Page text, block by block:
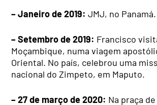
– Janeiro de 2019:JMJ, no Panamá.
– Setembro de 2019: Francisco
Moçambique, numa viagem
Oriental. No país, celebrou uma
nacional do Zimpeto, em Maputo.
– 27 de março de 2020: Na praça